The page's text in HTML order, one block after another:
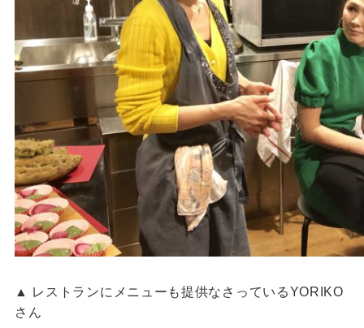
▲ レストランにメニューも提供なさっているYORIKO
さん